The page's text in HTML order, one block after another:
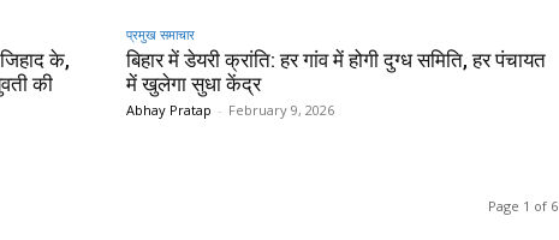
के,
की
प्रमुख समाचार‎
बिहार में डेयरी क्रांति: हर गांव में होगी दुग्ध समिति, हर पंचायत
में खुलेगा सुधा केंद्र
Abhay Pratap - February 9, 2026
Page 1 of 6